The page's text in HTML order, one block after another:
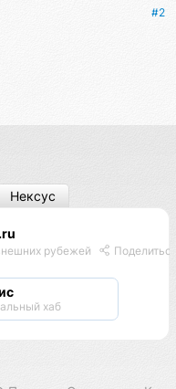
#2
рубежей Поделиться
хаб
Нексус